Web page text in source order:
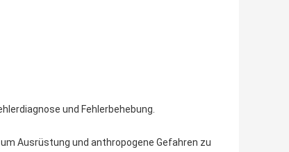
und Fehlerbehebung.
Ausrüstung und anthropogene Gefahren zu